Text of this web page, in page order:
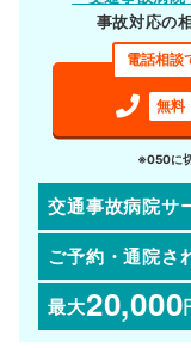
事故対応の
電話相談
無料
※050に
交通事故病院サ
ご予約・通院さ
最大20,000